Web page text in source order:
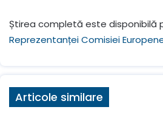
Știrea completă este disponibilă
Reprezentanței Comisiei
Articole similare